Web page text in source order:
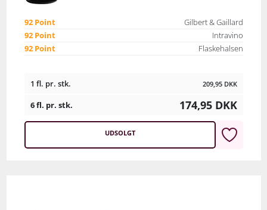
92 Point
Gilbert & Gaillard
92 Point
Intravino
92 Point
Flaskehalsen
1 fl. pr. stk. 209,95 DKK
6 fl. pr. stk. 174,95 DKK
UDSOLGT